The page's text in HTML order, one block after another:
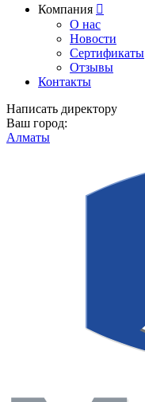
Компания 
О нас
Новости
Сертификаты
Отзывы
Контакты
Написать директору
Ваш город:
Алматы